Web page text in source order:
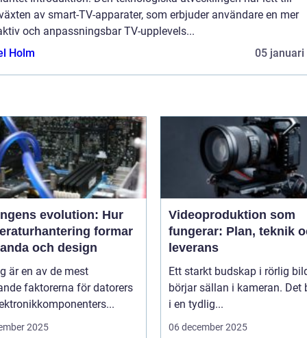
av smart-TV-apparater, som erbjuder användare en mer
och anpassningsbar TV-upplevels...
Holm
05 januari
evolution: Hur
formar
och design
är en av de mest
faktorerna för datorers
2025
Videoproduktion som
fungerar: Plan, teknik
leverans
Ett starkt budskap i rörlig
börjar sällan i kameran. Det
i en tydlig...
06 december 2025